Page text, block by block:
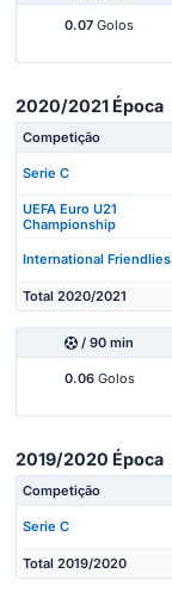
0.07 Golos
2020/2021 Época
Competição
Serie C
UEFA Euro U21
Championship
International Friendlies
Total 2020/2021
/ 90 min
0.06Golos
2019/2020 Época
Competição
Serie C
Total 2019/2020